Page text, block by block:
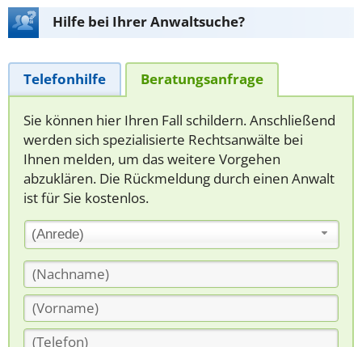
Hilfe bei Ihrer Anwaltsuche?
Telefonhilfe Beratungsanfrage
Sie können hier Ihren Fall schildern. Anschließend
werden sich spezialisierte Rechtsanwälte bei
Ihnen melden, um das weitere Vorgehen
abzuklären. Die Rückmeldung durch einen Anwalt
ist für Sie kostenlos.
(Anrede)